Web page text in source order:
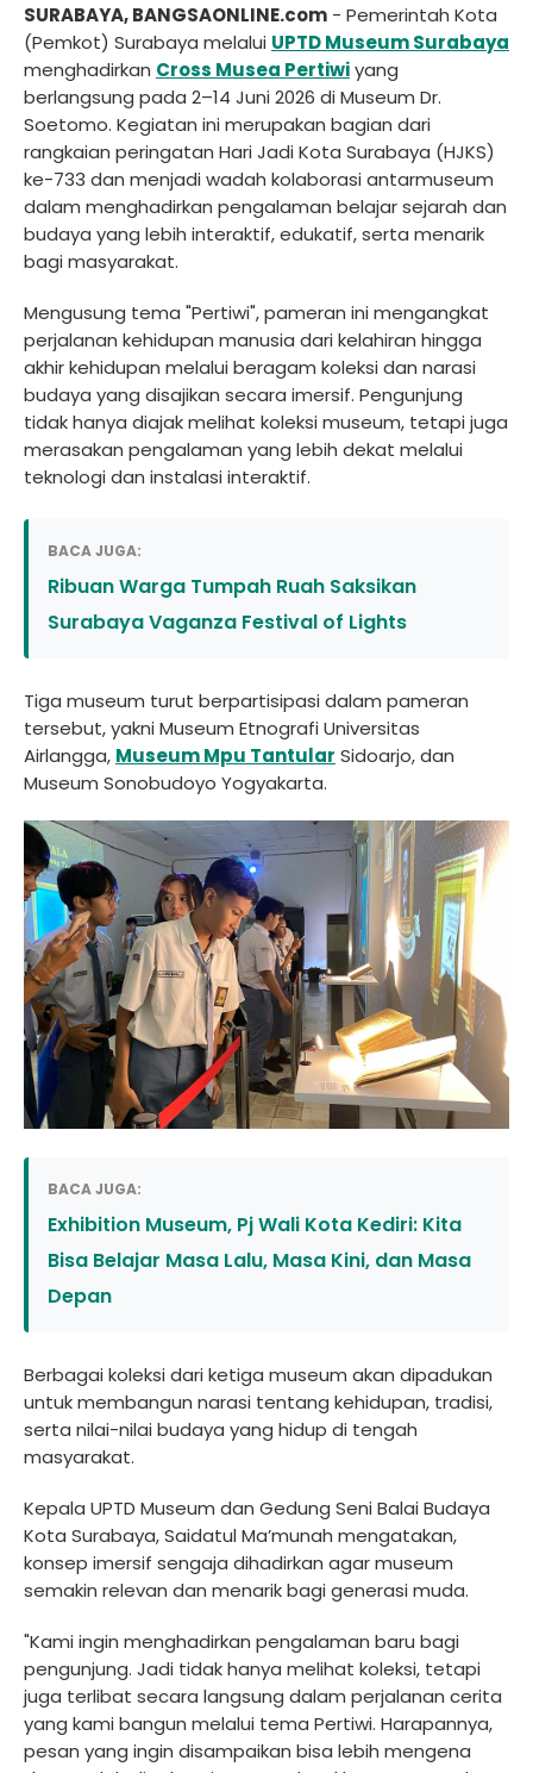
SURABAYA, BANGSAONLINE.com - Pemerintah Kota
(Pemkot) Surabaya melalui UPTD Museum Surabaya
menghadirkan Cross Musea Pertiwiyang
berlangsung pada 2–14 Juni 2026 di Museum Dr.
Soetomo. Kegiatan ini merupakan bagian dari
rangkaian peringatan Hari Jadi Kota Surabaya (HJKS)
ke-733 dan menjadi wadah kolaborasi antarmuseum
dalam menghadirkan pengalaman belajar sejarah dan
budaya yang lebih interaktif, edukatif, serta menarik
bagi masyarakat.
Mengusung tema "Pertiwi", pameran ini mengangkat
perjalanan kehidupan manusia dari kelahiran hingga
akhir kehidupan melalui beragam koleksi dan narasi
budaya yang disajikan secara imersif. Pengunjung
tidak hanya diajak melihat koleksi museum, tetapi juga
merasakan pengalaman yang lebih dekat melalui
teknologi dan instalasi interaktif.
BACA JUGA:
Ribuan Warga Tumpah Ruah Saksikan
Surabaya Vaganza Festival of Lights
Tiga museum turut berpartisipasi dalam pameran
tersebut, yakni Museum Etnografi Universitas
Airlangga, Museum Mpu Tantular Sidoarjo, dan
Museum Sonobudoyo Yogyakarta.
BACA JUGA:
Exhibition Museum, Pj Wali Kota Kediri: Kita
Bisa Belajar Masa Lalu, Masa Kini, dan Masa
Depan
Berbagai koleksi dari ketiga museum akan dipadukan
untuk membangun narasi tentang kehidupan, tradisi,
serta nilai-nilai budaya yang hidup di tengah
masyarakat.
Kepala UPTD Museum dan Gedung Seni Balai Budaya
Kota Surabaya, Saidatul Ma’munah mengatakan,
konsep imersif sengaja dihadirkan agar museum
semakin relevan dan menarik bagi generasi muda.
"Kami ingin menghadirkan pengalaman baru bagi
pengunjung. Jadi tidak hanya melihat koleksi, tetapi
juga terlibat secara langsung dalam perjalanan cerita
yang kami bangun melalui tema Pertiwi. Harapannya,
pesan yang ingin disampaikan bisa lebih mengena